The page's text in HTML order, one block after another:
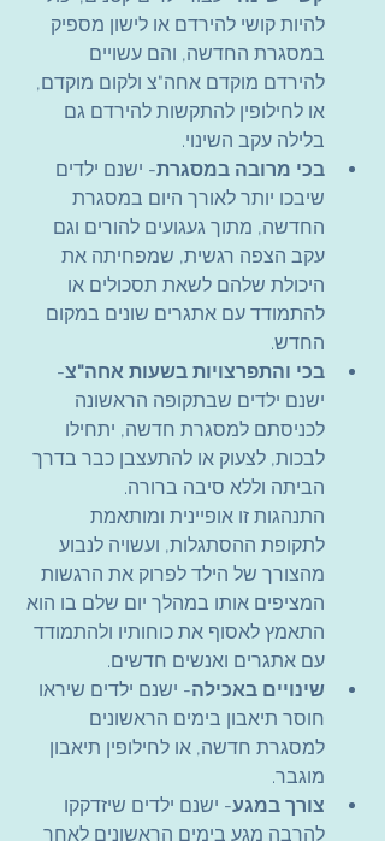
להיות קושי להירדם או לישון מספיק
במסגרת החדשה, והם עשויים
להירדם מוקדם אחה"צ ולקום מוקדם,
או לחילופין להתקשות להירדם גם
בלילה עקב השינוי.
בכי מרובה במסגרת- ישנם ילדים
שיבכו יותר לאורך היום במסגרת
החדשה, מתוך געגועים להורים וגם
עקב הצפה רגשית, שמפחיתה את
היכולת שלהם לשאת תסכולים או
להתמודד עם אתגרים שונים במקום
החדש.
בכי והתפרצויות בשעות אחה"צ-
ישנם ילדים שבתקופה הראשונה
לכניסתם למסגרת חדשה, יתחילו
לבכות, לצעוק או להתעצבן כבר בדרך
הביתה וללא סיבה ברורה.
התנהגות זו אופיינית ומותאמת
לתקופת ההסתגלות, ועשויה לנבוע
מהצורך של הילד לפרוק את הרגשות
המציפים אותו במהלך יום שלם בו הוא
התאמץ לאסוף את כוחותיו ולהתמודד
עם אתגרים ואנשים חדשים.
שינויים באכילה- ישנם ילדים שיראו
חוסר תיאבון בימים הראשונים
למסגרת חדשה, או לחילופין תיאבון
מוגבר.
צורך במגע- ישנם ילדים שיזדקקו
להרבה מגע בימים הראשונים לאחר